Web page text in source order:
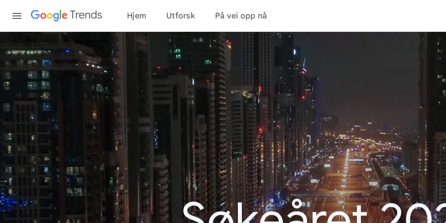
Trends Hjem Utforsk På vei opp nå